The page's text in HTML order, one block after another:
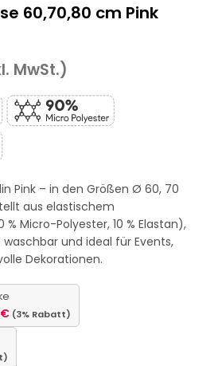
60,70,80 cm Pink
MwSt.)
Pink – in den Größen Ø 60, 70
aus elastischem
Micro-Polyester, 10 % Elastan),
und ideal für Events,
Dekorationen.
€ (3% Rabatt)